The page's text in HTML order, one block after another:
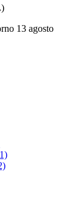
13 agosto